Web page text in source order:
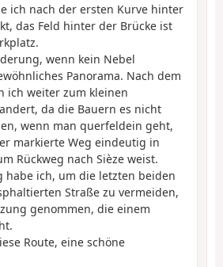
ich nach der ersten Kurve hinter
das Feld hinter der Brücke ist
wenn kein Nebel
Panorama. Nach dem
ich weiter zum kleinen
da die Bauern es nicht
wenn man querfeldein geht,
markierte Weg eindeutig in
Rückweg nach Sièze weist.
habe ich, um die letzten beiden
Straße zu vermeiden,
genommen, die einem
Route, eine schöne